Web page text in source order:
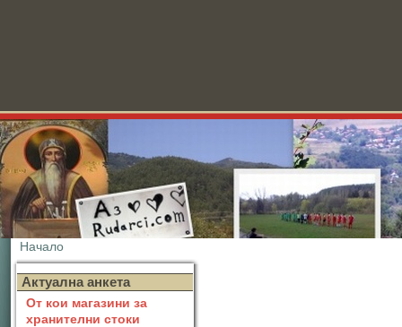
Начало
Актуална анкета
От кои магазини за
хранителни стоки